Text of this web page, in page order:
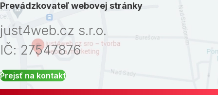
Prevádzkovateľ webovej stránky
just4web.cz s.r.o.
IČ: 27547876
Prejsť na kontakt